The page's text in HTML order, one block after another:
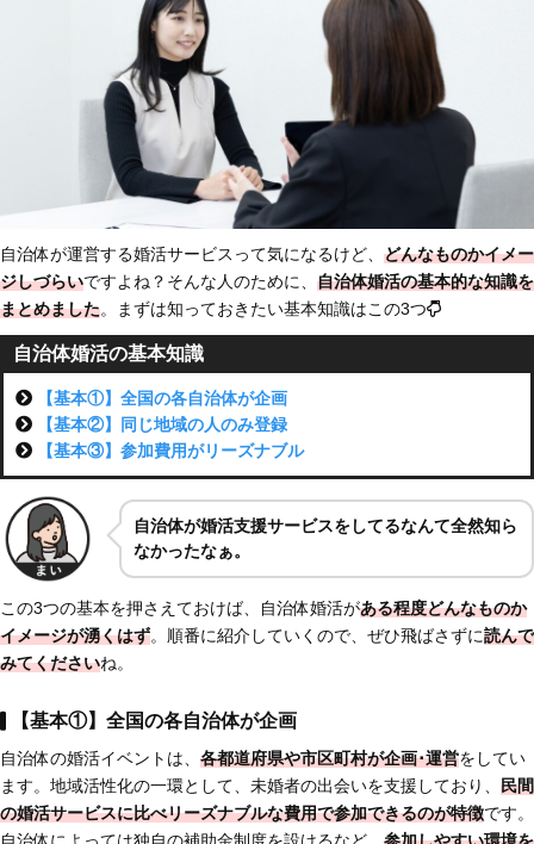
自治体が運営する婚活サービスって気になるけど、 どんなものかイメー
ジしづらいですよね？そんな人のために、 自治体婚活の基本的な知識を
まとめました。まずは知っておきたい基本知識はこの3つ
自治体婚活の基本知識
【基本①】全国の各自治体が企画
【基本②】同じ地域の人のみ登録
【基本③】参加費用がリーズナブル
自治体が婚活支援サービスをしてるなんて全然知ら
なかったなぁ。
この3つの基本を押さえておけば、自治体婚活がある程度どんなものか
イメージが湧くはず。順番に紹介していくので、ぜひ飛ばさずに読んで
みてくださいね。
【基本①】全国の各自治体が企画
自治体の婚活イベントは、 各都道府県や市区町村が企画･運営をしてい
ます。地域活性化の一環として、未婚者の出会いを支援しており、 民間
の婚活サービスに比べリーズナブルな費用で参加できるのが特徴です。
自治体によっては独自の補助金制度を設けるなど、 参加しやすい環境を